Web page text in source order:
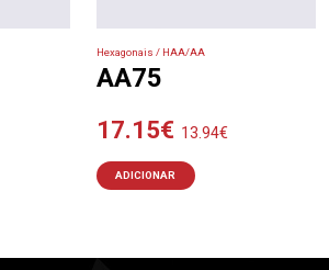
Hexagonais / HAA/AA
AA75
17.15€ 13.94€
ADICIONAR